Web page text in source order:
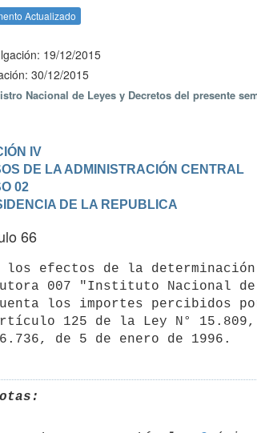
Actualizado
19/12/2015
30/12/2015
Nacional de Leyes y Decretos del presente
IV
DE LA ADMINISTRACIÓN CENTRAL
02
DE LA REPUBLICA
66
007 "Instituto Nacional
los importes percibidos
125 de la Ley N°